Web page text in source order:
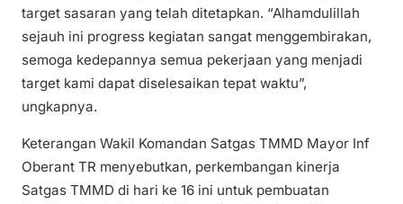
target sasaran yang telah ditetapkan. “Alhamdulillah
sejauh ini progress kegiatan sangat menggembirakan,
semoga kedepannya semua pekerjaan yang menjadi
target kami dapat diselesaikan tepat waktu”,
ungkapnya.
Keterangan Wakil Komandan Satgas TMMD Mayor Inf
Oberant TR menyebutkan, perkembangan kinerja
Satgas TMMD di hari ke 16 ini untuk pembuatan